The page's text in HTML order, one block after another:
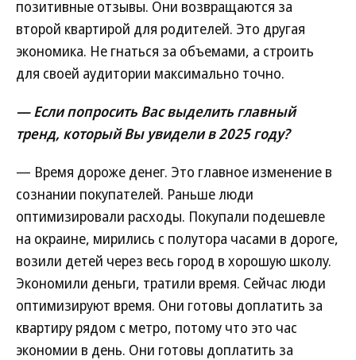
позитивные отзывы. Они возвращаются за
второй квартирой для родителей. Это другая
экономика. Не гнаться за объемами, а строить
для своей аудитории максимально точно.
— Если попросить Вас выделить главный
тренд, который Вы увидели в 2025 году?
— Время дороже денег. Это главное изменение в
сознании покупателей. Раньше люди
оптимизировали расходы. Покупали подешевле
на окраине, мирились с полутора часами в дороге,
возили детей через весь город в хорошую школу.
Экономили деньги, тратили время. Сейчас люди
оптимизируют время. Они готовы доплатить за
квартиру рядом с метро, потому что это час
экономии в день. Они готовы доплатить за